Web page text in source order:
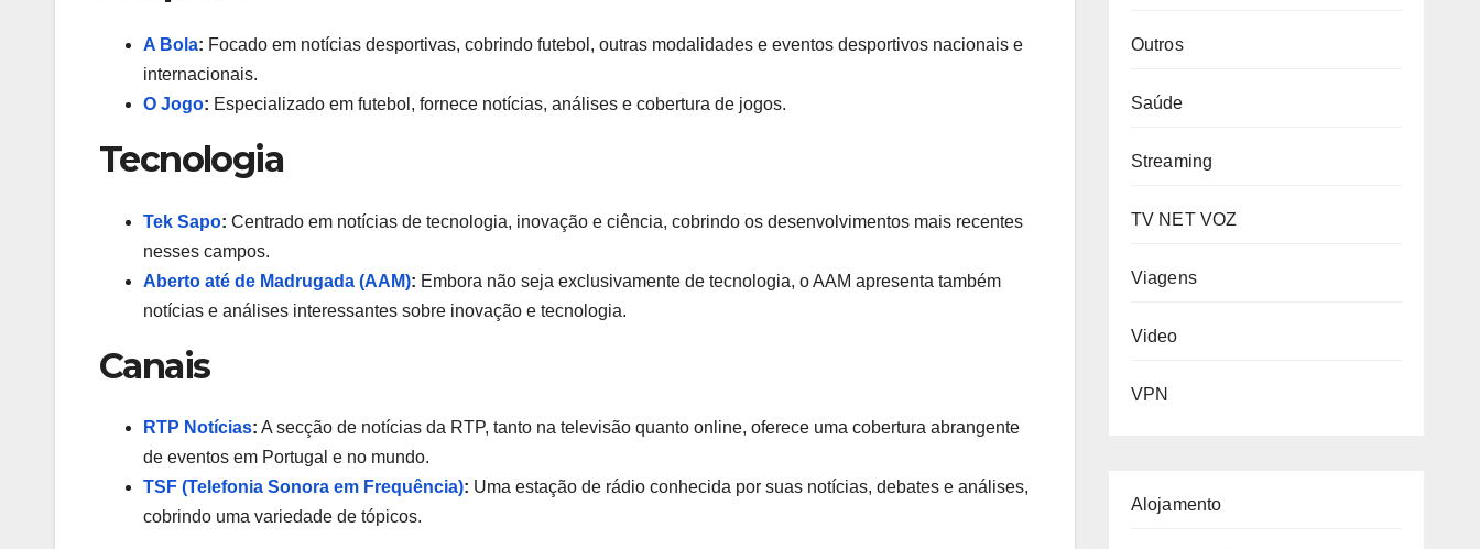
A Bola: Focado em notícias desportivas, cobrindo futebol, outras modalidades e eventos desportivos nacionais e
internacionais.
O Jogo: Especializado em futebol, fornece notícias, análises e cobertura de jogos.
Tecnologia
Tek Sapo: Centrado em notícias de tecnologia, inovação e ciência, cobrindo os desenvolvimentos mais recentes
nesses campos.
Aberto até de Madrugada (AAM): Embora não seja exclusivamente de tecnologia, o AAM apresenta também
notícias e análises interessantes sobre inovação e tecnologia.
Canais
RTP Notícias: A secção de notícias da RTP, tanto na televisão quanto online, oferece uma cobertura abrangente
de eventos em Portugal e no mundo.
TSF (Telefonia Sonora em Frequência): Uma estação de rádio conhecida por suas notícias, debates e análises,
cobrindo uma variedade de tópicos.
Outros
Saúde
Streaming
TV NET VOZ
Viagens
Video
VPN
Alojamento